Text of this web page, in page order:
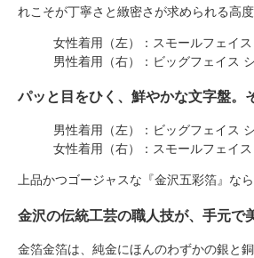
れこそが丁寧さと緻密さが求められる高
女性着用（左）：スモールフェイ
男性着用（右）：ビッグフェイス
パッと目をひく、鮮やかな文字盤。
男性着用（左）：ビッグフェイス
女性着用（右）：スモールフェイ
上品かつゴージャスな『金沢五彩箔』な
金沢の伝統工芸の職人技が、手元で
金箔金箔は、純金にほんのわずかの銀と